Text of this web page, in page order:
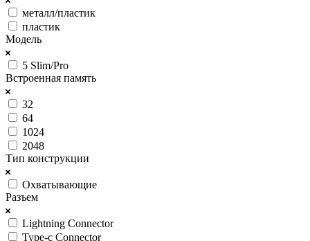
металл/пластик
пластик
Модель
5 Slim/Pro
Встроенная память
32
64
1024
2048
Тип конструкции
Охватывающие
Разъем
Lightning Connector
Type-c Connector